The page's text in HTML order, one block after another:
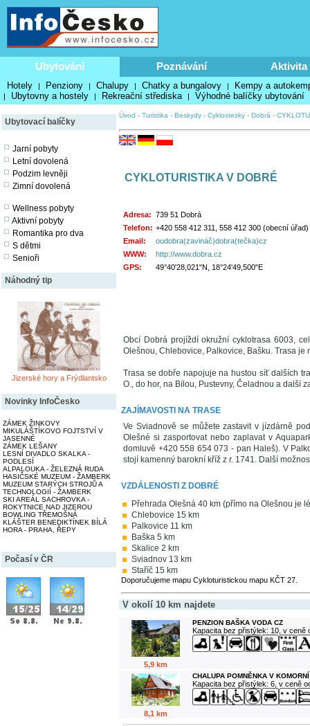
Ubytování Poznávání Aktivita
Hotely | Penziony | Chalupy | Chatky a bungalovy | Kempy a
| Ubytovny a hostely | Rekreační střediska | Výhodné balíčky ubytování
Ubytovací balíčky
Jarní pobyty
Letní dovolená
Podzim levněji
Zimní dovolená
Wellness pobyty
Aktivní pobyty
Romantika pro dva
S dětmi
Senioři
Náhodný tip
Jizerské hory a Frýdlantsko
Novinky InfoČesko
ZÁMEK ŽINKOVY
MIKULÁŠTÍKOVO FOJTSTVÍ V
JASENNÉ
ZÁMEK LEŠANY
LESNÍ DIVADLO SKALKA -
PODLESÍ
ALPALOUKA - ŽELEZNÁ RUDA
HASIČSKÉ MUZEUM - ŽAMBERK
MUZEUM STARÝCH STROJŮ A
TECHNOLOGIÍ - ŽAMBERK
SKI AREÁL SACHROVKA -
ROKYTNICE NAD JIZEROU
BOWLING TŘEMOŠNÁ
KLÁŠTER BENEDIKTÍNEK BÍLÁ
HORA - PRAHA, ŘEPY
Počasí v ČR
Úvod - Turistika - Beskydy - Cyklostezky - Dobrá -
CYKLOTURISTIKA V DOBRÉ
Adresa: 739 51 Dobrá
Telefon: +420 558 412 311, 558 412 300 (obecní úřad)
Email:
oudobra(zavináč)dobra(tečka)cz
WWW:
http://www.dobra.cz
GPS:
49°40'28,021"N, 18°24'49,500"E
Obcí Dobrá projíždí okružní cyklotrasa 6003,
Olešnou, Chlebovice, Palkovice, Bašku. Trasa
Trasa se dobře napojuje na hustou síť dalších
O., do hor, na Bílou, Pustevny, Čeladnou a další
ZAJÍMAVOSTI NA TRASE
Ve Sviadnově se můžete zastavit v jízdárně
Olešné si zasportovat nebo zaplavat v
domluvě +420 558 654 073 - pan Haleš). V
stojí kamenný barokní kříž z r. 1741. Další
VZDÁLENOSTI Z DOBRÉ
Přehrada Olešná 40 km (přímo na Olešnou je
Chlebovice 15 km
Palkovice 11 km
Baška 5 km
Skalice 2 km
Sviadnov 13 km
Staříč 15 km
Doporučujeme mapu Cykloturistickou mapu KČT 27.
V okolí 10 km najdete
5,9 km
PENZION BAŠKA VODA CZ
Kapacita bez přistýlek: 10, v ceně
8,1 km
CHALUPA POMNĚNKA V
Kapacita bez přistýlek: 6, v ceně